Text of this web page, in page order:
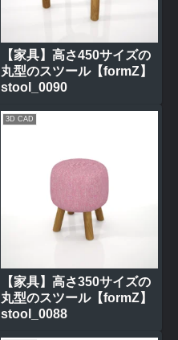
【家具】高さ450サイズの
丸型のスツール【formZ】
stool_0090
3D CAD
【家具】高さ350サイズの
丸型のスツール【formZ】
stool_0088